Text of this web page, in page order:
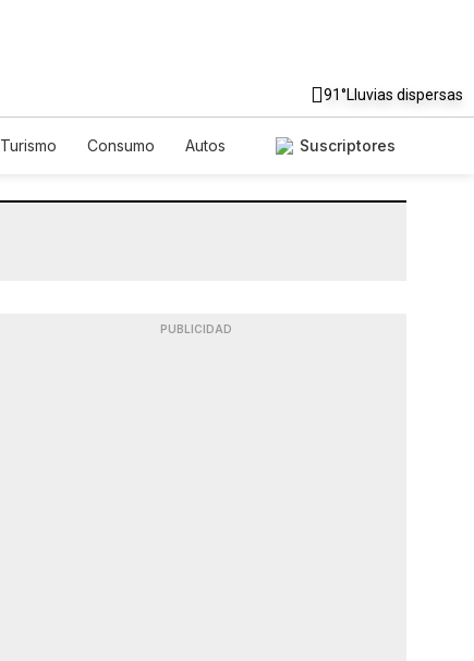
91°Lluvias dispersas
Turismo Consumo
Autos
Suscriptores
PUBLICIDAD